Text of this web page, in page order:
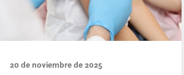
20 de noviembre de 2025